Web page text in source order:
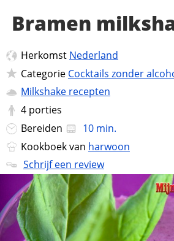
Bramen
Herkomst Nederland
Categorie Cocktails zonder
Milkshake recepten
4 porties
Bereiden
10 min.
Kookboek van harwoon
Schrijf een review